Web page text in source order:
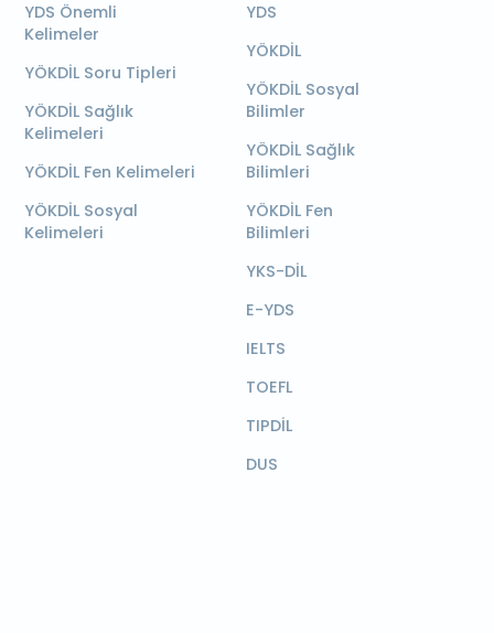
YDS Önemli
Kelimeler
YÖKDİL Soru Tipleri
YÖKDİL Sağlık
Kelimeleri
YÖKDİL Fen Kelimeleri
YÖKDİL Sosyal
Kelimeleri
YDS
YÖKDİL
YÖKDİL Sosyal
Bilimler
YÖKDİL Sağlık
Bilimleri
YÖKDİL Fen
Bilimleri
YKS-DİL
E-YDS
IELTS
TOEFL
TIPDİL
DUS